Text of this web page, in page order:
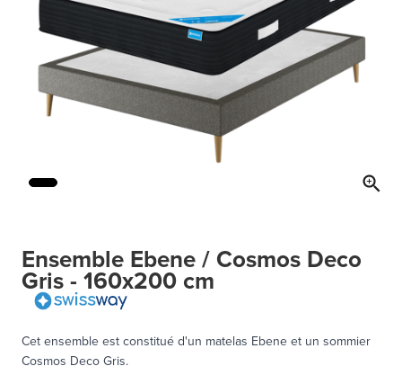
Ensemble Ebene / Cosmos Deco
Gris - 160x200 cm
Cet ensemble est constitué d'un matelas Ebene et un sommier
Cosmos Deco Gris.